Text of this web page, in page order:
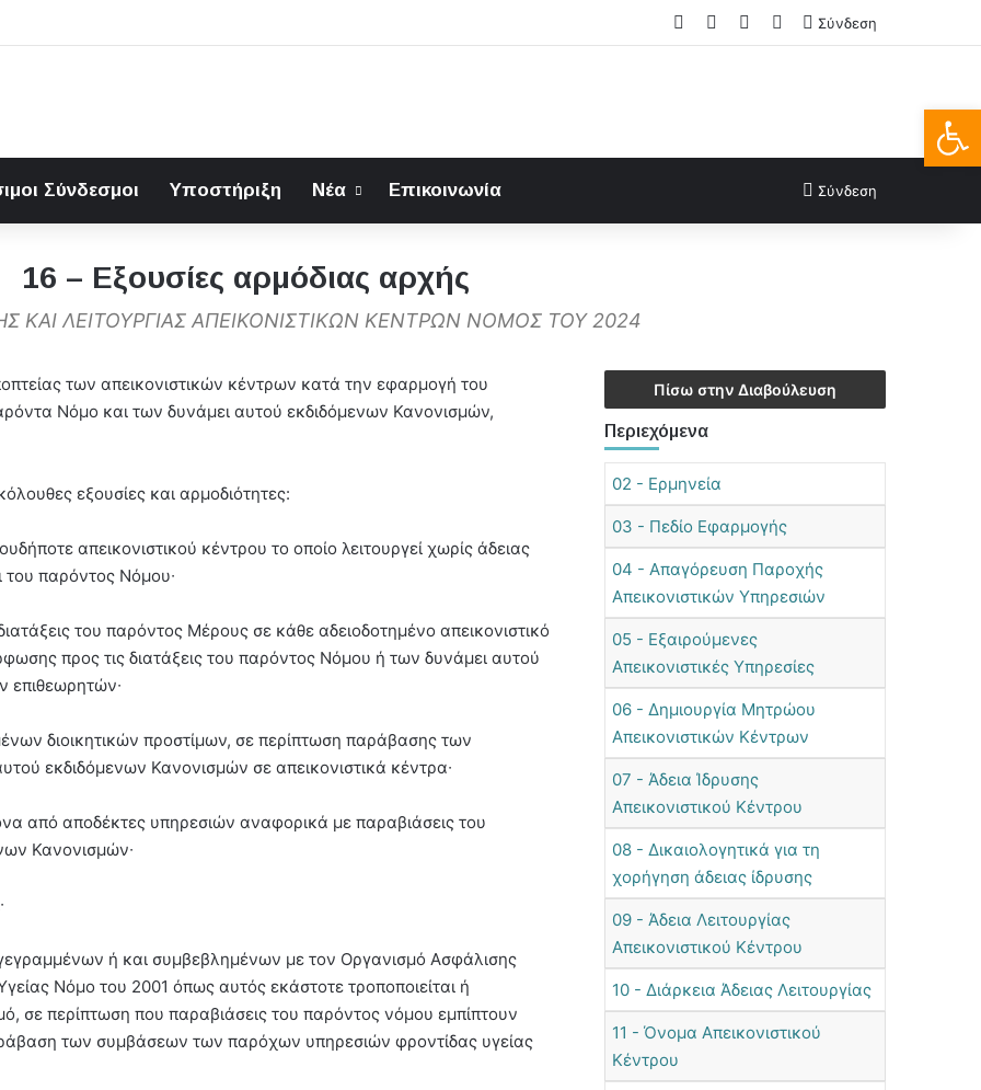
Facebook LinkedIn
FAQsΣύνδεση
Σύνδεσμοι Υποστήριξη Νέα Επικοινωνία Σύνδεση
16 – Εξουσίες αρμόδιας αρχής
ΚΑΙ ΛΕΙΤΟΥΡΓΙΑΣ ΑΠΕΙΚΟΝΙΣΤΙΚΩΝ ΚΕΝΤΡΩΝ ΝΟΜΟΣ ΤΟΥ 2024
των απεικονιστικών κέντρων κατά την εφαρμογή του
Νόμο και των δυνάμει αυτού εκδιδόμενων Κανονισμών,
εξουσίες και αρμοδιότητες:
απεικονιστικού κέντρου το οποίο λειτουργεί χωρίς άδειας
του παρόντος Νόμου∙
του παρόντος Μέρους σε κάθε αδειοδοτημένο απεικονιστικό
προς τις διατάξεις του παρόντος Νόμου ή των δυνάμει αυτού
επιθεωρητών∙
διοικητικών προστίμων, σε περίπτωση παράβασης των
εκδιδόμενων Κανονισμών σε απεικονιστικά κέντρα∙
από αποδέκτες υπηρεσιών αναφορικά με παραβιάσεις του
Κανονισμών∙
ή και συμβεβλημένων με τον Οργανισμό Ασφάλισης
Νόμο του 2001 όπως αυτός εκάστοτε τροποποιείται ή
σε περίπτωση που παραβιάσεις του παρόντος νόμου εμπίπτουν
των συμβάσεων των παρόχων υπηρεσιών φροντίδας υγείας
Πίσω στην Διαβούλευση
Περιεχόμενα
02 - Ερμηνεία
03 - Πεδίο Εφαρμογής
04 - Απαγόρευση Παροχής
Απεικονιστικών Υπηρεσιών
05 - Εξαιρούμενες
Απεικονιστικές Υπηρεσίες
06 - Δημιουργία Μητρώου
Απεικονιστικών Κέντρων
07 - Άδεια Ίδρυσης
Απεικονιστικού Κέντρου
08 - Δικαιολογητικά για τη
χορήγηση άδειας ίδρυσης
09 - Άδεια Λειτουργίας
Απεικονιστικού Κέντρου
10 - Διάρκεια Άδειας Λειτουργίας
11 - Όνομα Απεικονιστικού
Κέντρου